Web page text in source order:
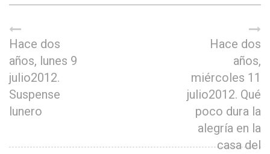
Hace dos
años, lunes 9
julio2012.
Suspense
lunero
Hace dos
años,
miércoles 11
julio2012. Qué
poco dura la
alegría en la
casa del